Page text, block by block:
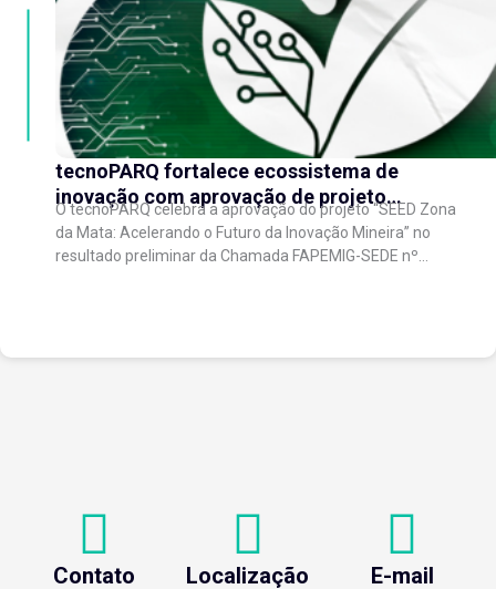
tecnoPARQ fortalece ecossistema de
inovação com aprovação de projeto
regional de aceleração de startups
O tecnoPARQ celebra a aprovação do projeto “SEED Zona
da Mata: Acelerando o Futuro da Inovação Mineira” no
resultado preliminar da Chamada FAPEMIG-SEDE nº
Contato Localização E-mail